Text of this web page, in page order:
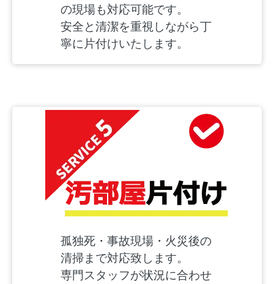
の現場も対応可能です。
安全と清潔を重視しながら丁
寧に片付けいたします。
孤独死・事故現場・火災後の
清掃まで対応致します。
専門スタッフが状況に合わせ